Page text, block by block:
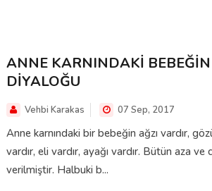
ANNE KARNINDAKİ
DİYALOĞU
Vehbi Karakas 07 Sep, 2017
Anne karnındaki bir bebeğin ağzı vardır,
vardır, eli vardır, ayağı vardır. Bütün aza
verilmiştir. Halbuki b...